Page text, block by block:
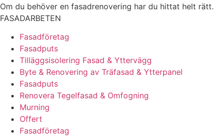
Om du behöver en fasadrenovering har du hittat helt rätt.
FASADARBETEN
Fasadföretag
Fasadputs
Tilläggsisolering Fasad & Yttervägg
Byte & Renovering av Träfasad & Ytterpanel
Fasadputs
Renovera Tegelfasad & Omfogning
Murning
Offert
Fasadföretag